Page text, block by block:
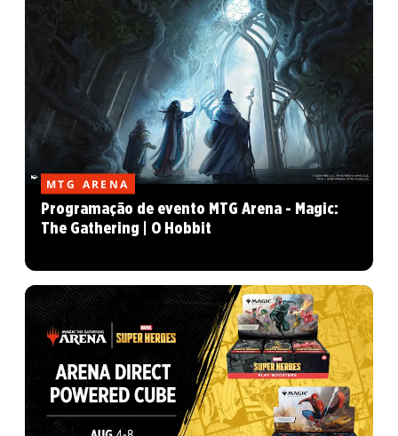
MTG ARENA
Programação de evento MTG Arena - Magic:
The Gathering | O Hobbit